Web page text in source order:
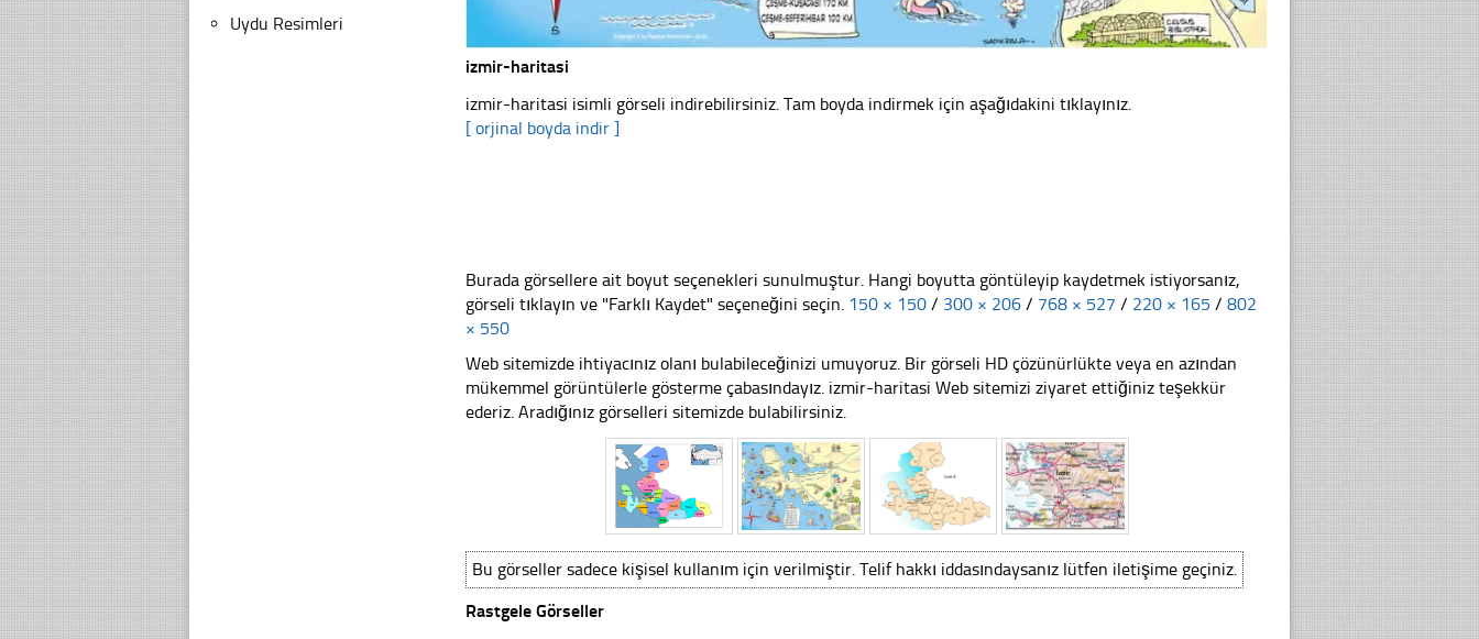
izmir-haritasi
izmir-haritasi isimli görseli indirebilirsiniz. Tam boyda indirmek için aşağıdakini tıklayınız.
[ orjinal boyda indir ]
Burada görsellere ait boyut seçenekleri sunulmuştur. Hangi boyutta göntüleyip kaydetmek istiyorsanız,
görseli tıklayın ve "Farklı Kaydet" seçeneğini seçin. 150 × 150 / 300 × 206 / 768 × 527 / 220 × 165 / 802
× 550
Web sitemizde ihtiyacınız olanı bulabileceğinizi umuyoruz. Bir görseli HD çözünürlükte veya en azından
mükemmel görüntülerle gösterme çabasındayız. izmir-haritasi Web sitemizi ziyaret ettiğiniz teşekkür
ederiz. Aradığınız görselleri sitemizde bulabilirsiniz.
Bu görseller sadece kişisel kullanım için verilmiştir. Telif hakkı iddasındaysanız lütfen iletişime geçiniz.
Rastgele Görseller
Uydu Resimleri